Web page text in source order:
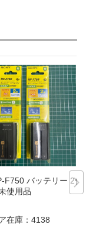
F750 バッテリー 2個
使用品
在庫： 4138